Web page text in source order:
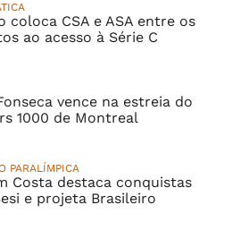
coloca CSA e ASA entre os
ao acesso à Série C
vence na estreia do
1000 de Montreal
PARALÍMPICA
Costa destaca conquistas
e projeta Brasileiro